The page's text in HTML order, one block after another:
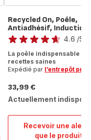
Recevoir une
que le produit
Recycled On, Poêle,
Antiadhésif,
Note
4.6 /5
La poêle indispensable
recettes saines
Expédié par l’entrepôt
Prix
33,99 €
Actuellement